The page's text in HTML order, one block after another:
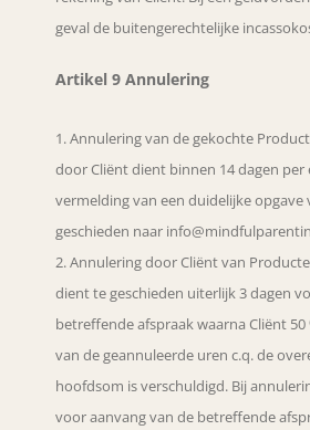
geval de buitengerechtelijke
Artikel 9 Annulering
Annulering van de gekochte
door Cliënt dient binnen 14 dagen per
vermelding van een duidelijke opgave
geschieden naar
Annulering door Cliënt van
dient te geschieden uiterlijk 3 dagen
betreffende afspraak waarna Cliënt 50
van de geannuleerde uren c.q. de
hoofdsom is verschuldigd. Bij
voor aanvang van de betreffende